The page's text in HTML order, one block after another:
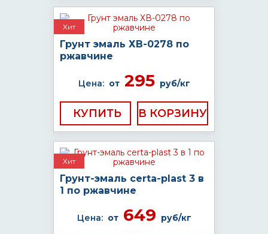
Хит
Грунт эмаль ХВ-0278 по
ржавчине
Цена: от295 руб/кг
КУПИТЬ
Хит
Грунт-эмаль certa-plast 3 в
1 по ржавчине
Цена: от649 руб/кг